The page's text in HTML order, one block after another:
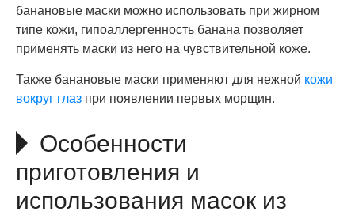
банановые маски можно использовать при жирном
типе кожи, гипоаллергенность банана позволяет
применять маски из него на чувствительной коже.
Также банановые маски применяют для нежной кожи
вокруг глаз при появлении первых морщин.
Особенности
приготовления и
использования масок из